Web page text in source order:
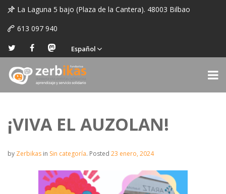
La Laguna 5 bajo (Plaza de la Cantera). 48003 Bilbao
613 097 940
Español
¡VIVA EL AUZOLAN!
by Zerbikas in Sin categoría. Posted 23 enero, 2024